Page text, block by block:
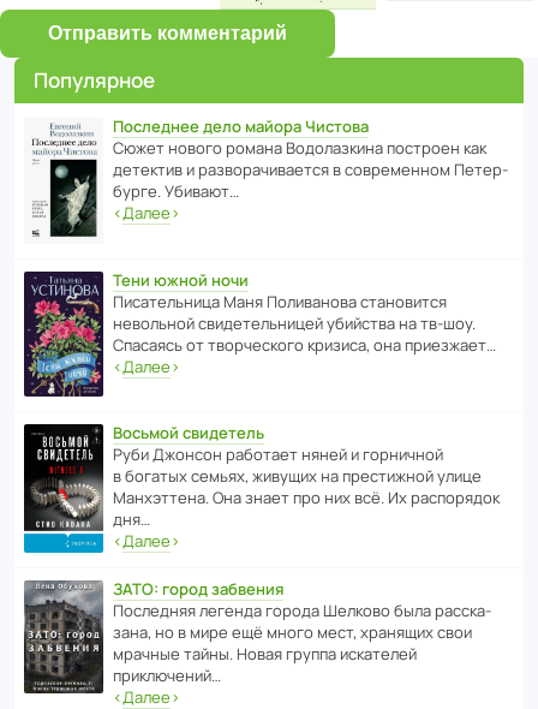
Отправить комментарий
Популярное
Последнее дело майора Чистова
Сюжет нового романа Водо­ла­з­кина пост­роен как
дете­ктив и разво­ра­чи­ва­ется в совре­менном Пете­р­
бурге. Убивают…
‹Далее›
Тени южной ночи
Писа­тель­ница Маня Поли­ва­нова стано­вится
невольной свиде­тель­ницей убийства на тв-шоу.
Спасаясь от твор­че­с­кого кризиса, она приезжает…
‹Далее›
Восьмой свидетель
Руби Джонсон рабо­тает няней и горни­чной
в богатых семьях, живущих на прес­ти­жной улице
Манх­эт­тена. Она знает про них всё. Их распо­рядок
дня…
‹Далее›
ЗАТО: город забвения
После­дняя легенда города Шелково была расска­
зана, но в мире ещё много мест, хранящих свои
мрачные тайны. Новая группа иска­телей
приключений…
‹Далее›